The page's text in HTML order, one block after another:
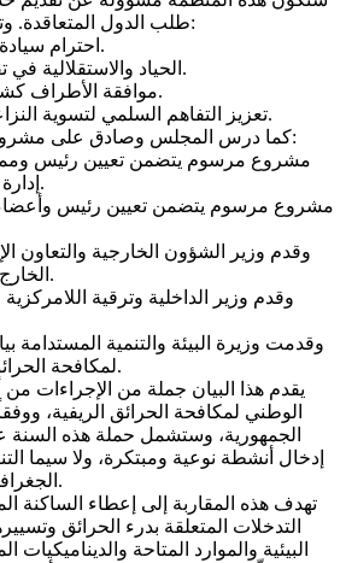
ﻃﻠﺐ اﻟﺪول اﻟﻤﺘﻌﺎﻗﺪة. وﺗﺴﺘﻨﺪ إﻟﻰ اﻟﻤﺒﺎدئ اﻟﺘﺎﻟﻴﺔ:
– اﺣﺘﺮام ﺳﻴﺎدة اﻟﺪول واﻟﻤﺴﺎواة ﺑﻴﻨﻬﺎ.
– اﻟﺤﻴﺎد واﻻﺳﺘﻘﻼﻟﻴﺔ ﻓﻲ ﺗﻘﺪﻳﻢ ﺧﺪﻣﺎت اﻟﻮﺳﺎﻃﺔ.
– ﻣﻮاﻓﻘﺔ الأﻃﺮاف ﻛﺸﺮط أﺳﺎﺳﻲ لأي ﺗﺪﺧﻞ.
– ﺗﻌﺰﻳﺰ اﻟﺘﻔﺎﻫﻢ اﻟﺴﻠﻤﻲ ﻟﺘﺴﻮﻳﺔ اﻟﻨﺰاﻋﺎت ﺑﺎﻟﻮﺳﺎﺋﻞ اﻟﺴﻠﻤﻴﺔ.
ﻛﻤﺎ درس اﻟﻤﺠﻠﺲ وﺻﺎدق ﻋﻠﻰ ﻣﺸﺮوﻋﻲ اﻟﻤﺮﺳﻮﻣﻴﻦ اﻟﺘﺎﻟﻴﻴﻦ:
إدارة ﺷﺮﻛﺔ ﻣﺴﺎﻟﺦ ﻧﻮاﻛﺸﻮط.
وﻗﺪم وزﻳﺮ اﻟﺸﺆون اﻟﺨﺎرﺟﻴﺔ واﻟﺘﻌﺎون
اﻟﺨﺎرج ﺑﻴﺎﻧﺎ ﺣﻮل اﻟﻮﺿﻊ اﻟﺪوﻟﻲ.
وﻗﺪم وزﻳﺮ اﻟﺪاﺧﻠﻴﺔ وﺗﺮﻗﻴﺔ اﻟﻼﻣﺮﻛﺰﻳﺔ
وﻗﺪﻣﺖ وزﻳﺮة اﻟﺒﻴﺌﺔ واﻟﺘﻨﻤﻴﺔ اﻟﻤﺴﺘﺪاﻣﺔ
ﻟﻤﻜﺎﻓﺤﺔ اﻟﺤﺮاﺋﻖ اﻟﺮﻳﻔﻴﺔ (2025 – 2026).
ﻳﻘﺪم ﻫﺬا اﻟﺒﻴﺎن ﺟﻤﻠﺔ ﻣﻦ اﻹﺟﺮاءات ﻣﻦ
اﻟﻮﻃﻨﻲ ﻟﻤﻜﺎﻓﺤﺔ اﻟﺤﺮاﺋﻖ اﻟﺮﻳﻔﻴﺔ،
اﻟﺠﻤﻬﻮرﻳﺔ، وﺳﺘﺸﻤﻞ ﺣﻤﻠﺔ ﻫﺬه
إدﺧﺎل أﻧﺸﻄﺔ ﻧﻮﻋﻴﺔ وﻣﺒﺘﻜﺮة، وﻻ ﺳﻴﻤﺎ
اﻟﺠﻐﺮاﻓﻲ ﻋﻠﻰ ﻣﺴﺘﻮى اﻟﺒﻠﺪﻳﺎت.
ﺗﻬﺪف ﻫﺬه اﻟﻤﻘﺎرﺑﺔ إﻟﻰ إﻋﻄﺎء اﻟﺴﺎﻛﻨﺔ
اﻟﺘﺪﺧﻼت اﻟﻤﺘﻌﻠﻘﺔ ﺑﺪرء اﻟﺤﺮاﺋﻖ
اﻟﺒﻴﺌﻴﺔ واﻟﻤﻮارد اﻟﻤﺘﺎﺣﺔ